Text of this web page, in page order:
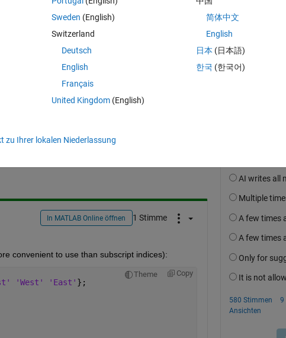
'East'}
Melden Sie sich an, um diese Frage zu beantworten.
In MATLAB Online öffnen 1 Stimme
convenient to use than subscript indices):
Theme Copy
'West' 'East' };
am 3 Nov. 2015
Akzeptiert:
Sweden (English)
Switzerland
Deutsch
English
Français
United Kingdom(English)
简体中文
English
日本 (日本語)
한국 (한국어)
zu Ihrer lokalen Niederlassung